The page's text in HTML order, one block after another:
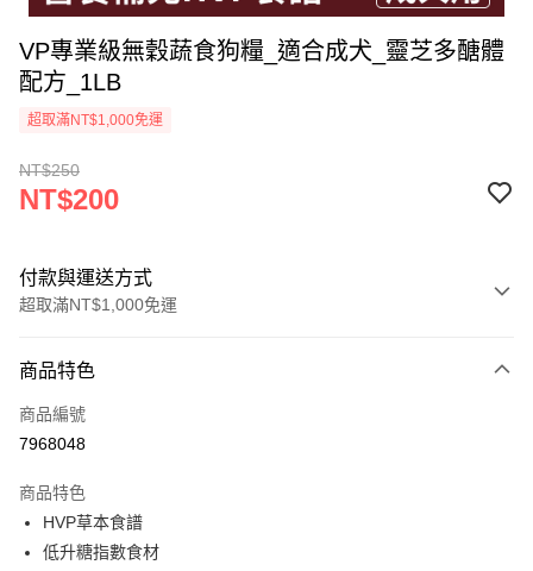
VP專業級無穀蔬食狗糧_適合成犬_靈芝多醣體
配方_1LB
超取滿NT$1,000免運
NT$250
NT$200
付款與運送方式
超取滿NT$1,000免運
信用卡一次付款
超商取貨付款
Apple Pay
街口支付
商品特色
商品編號
7968048
商品特色
HVP草本食譜
低升糖指數食材